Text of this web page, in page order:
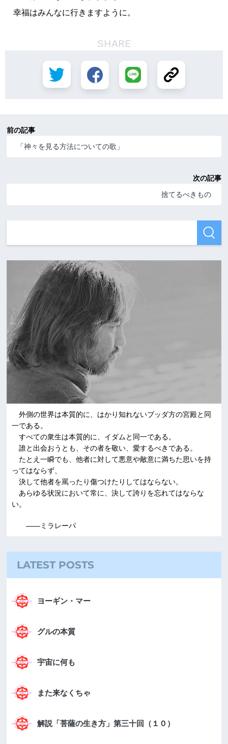
幸福はみんなに行きますように。
SHARE
前の記事
「神々を見る方法についての歌」
次の記事
捨てるべきもの
外側の世界は本質的に、はかり知れないブッダ方の宮殿と同
一である。
すべての衆生は本質的に、イダムと同一である。
誰と出会おうとも、その者を敬い、愛するべきである。
たとえ一瞬でも、他者に対して悪意や敵意に満ちた思いを持
ってはならず、
決して他者を罵ったり傷つけたりしてはならない。
あらゆる状況において常に、決して誇りを忘れてはならな
い。
――ミラレーパ
LATEST POSTS
ヨーギン・マー
グルの本質
宇宙に何も
また来なくちゃ
解説「菩薩の生き方」第三十回（１０）